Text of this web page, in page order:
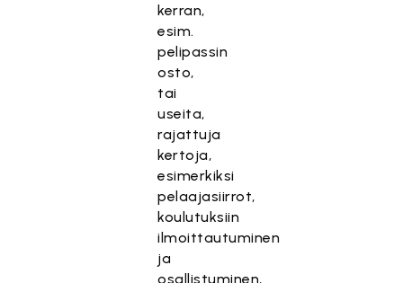
kerran,
esim.
pelipassin
osto,
tai
useita,
rajattuja
kertoja,
esimerkiksi
pelaajasiirrot,
koulutuksiin
ilmoittautuminen
ja
osallistuminen,